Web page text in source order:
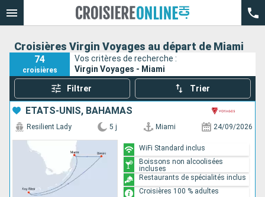
Croisières Virgin Voyages au départ de Miami
74
croisières
Vos critères de recherche :
Virgin Voyages - Miami
Filtrer Trier
ÉTATS-UNIS, BAHAMAS
Resilient Lady 5 j Miami 24/09/2026
WiFi Standard inclus
Boissons non alcoolisées
incluses
Restaurants de spécialités inclus
Croisières 100 % adultes